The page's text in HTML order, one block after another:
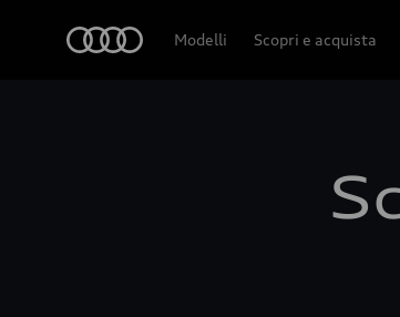
Modelli Scopri e acquista